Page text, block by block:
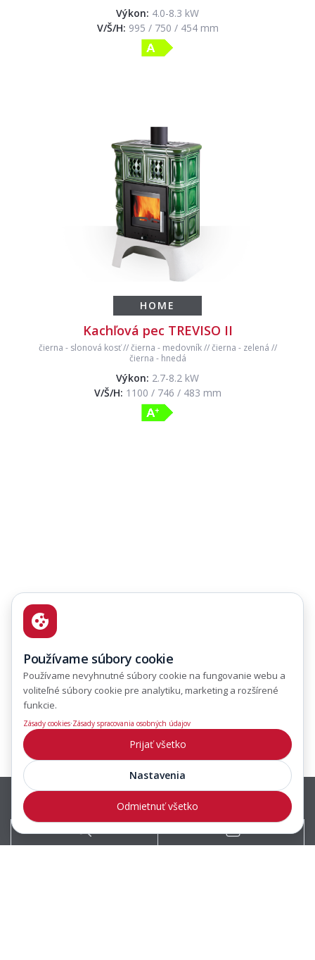
Používame súbory cookie
Používame nevyhnutné súbory cookie na fungovanie webu a
voliteľné súbory cookie pre analytiku, marketing a rozšírené
funkcie.
Zásady cookies·Zásady spracovania osobných údajov
Prijať všetko
Nastavenia
Odmietnuť všetko
Výkon: 4.0-8.3 kW
V/Š/H: 995 / 750 / 454 mm
HOME
Kachľová pec TREVISO II
čierna - slonová kosť//čierna - medovník//čierna - zelená //
čierna - hnedá
Výkon: 2.7-8.2 kW
V/Š/H: 1100 / 746 / 483 mm